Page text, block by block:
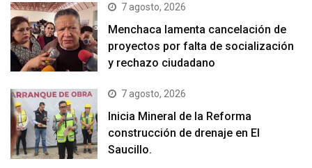
7 agosto, 2026
Menchaca lamenta cancelación de
proyectos por falta de socialización
y rechazo ciudadano
7 agosto, 2026
Inicia Mineral de la Reforma
construcción de drenaje en El
Saucillo.